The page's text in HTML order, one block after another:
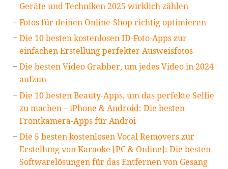
Geräte und Techniken 2025 wirklich zählen
Fotos für deinen Online-Shop richtig optimieren
Die 10 besten kostenlosen ID-Foto-Apps zur
einfachen Erstellung perfekter Ausweisfotos
Die besten Video Grabber, um jedes Video in 2024
aufzun
Die 10 besten Beauty-Apps, um das perfekte Selfie
zu machen – iPhone & Android: Die besten
Frontkamera-Apps für Androi
Die 5 besten kostenlosen Vocal Removers zur
Erstellung von Karaoke [PC & Online]: Die besten
Softwarelösungen für das Entfernen von Gesang